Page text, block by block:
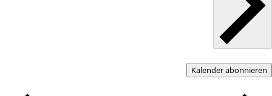
Kalender abonnieren